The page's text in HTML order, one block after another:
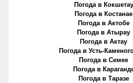
Погода в Кокшетау
Погода в Костанае
Погода в Актобе
Погода в Атырау
Погода в Актау
Погода в Усть-
Погода в Семее
Погода в
Погода в Таразе